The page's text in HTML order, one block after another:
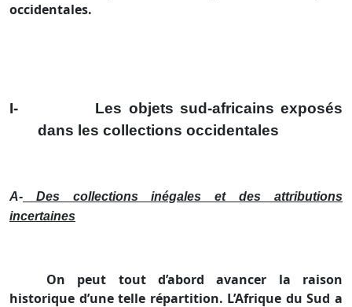
occidentales.
I-
Les objets sud-africains exposés
dans les collections occidentales
A- Des collections inégales et des attributions
incertaines
On peut tout d’abord avancer la raison
historique d’une telle répartition. L’Afrique du Sud a